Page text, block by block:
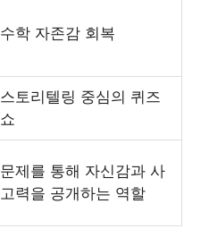
수학 자존감 회복
스토리텔링 중심의 퀴즈
쇼
문제를 통해 자신감과 사
고력을 공개하는 역할